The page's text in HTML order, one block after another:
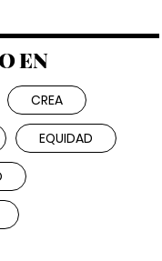
EN
CREA
EQUIDAD